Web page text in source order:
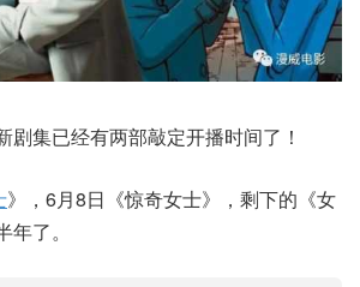
剧集已经有两部敲定开播时间了！
》，6月8日《惊奇女士》，剩下的《女
了。